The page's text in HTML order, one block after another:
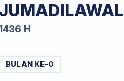
H
BULAN KE-0